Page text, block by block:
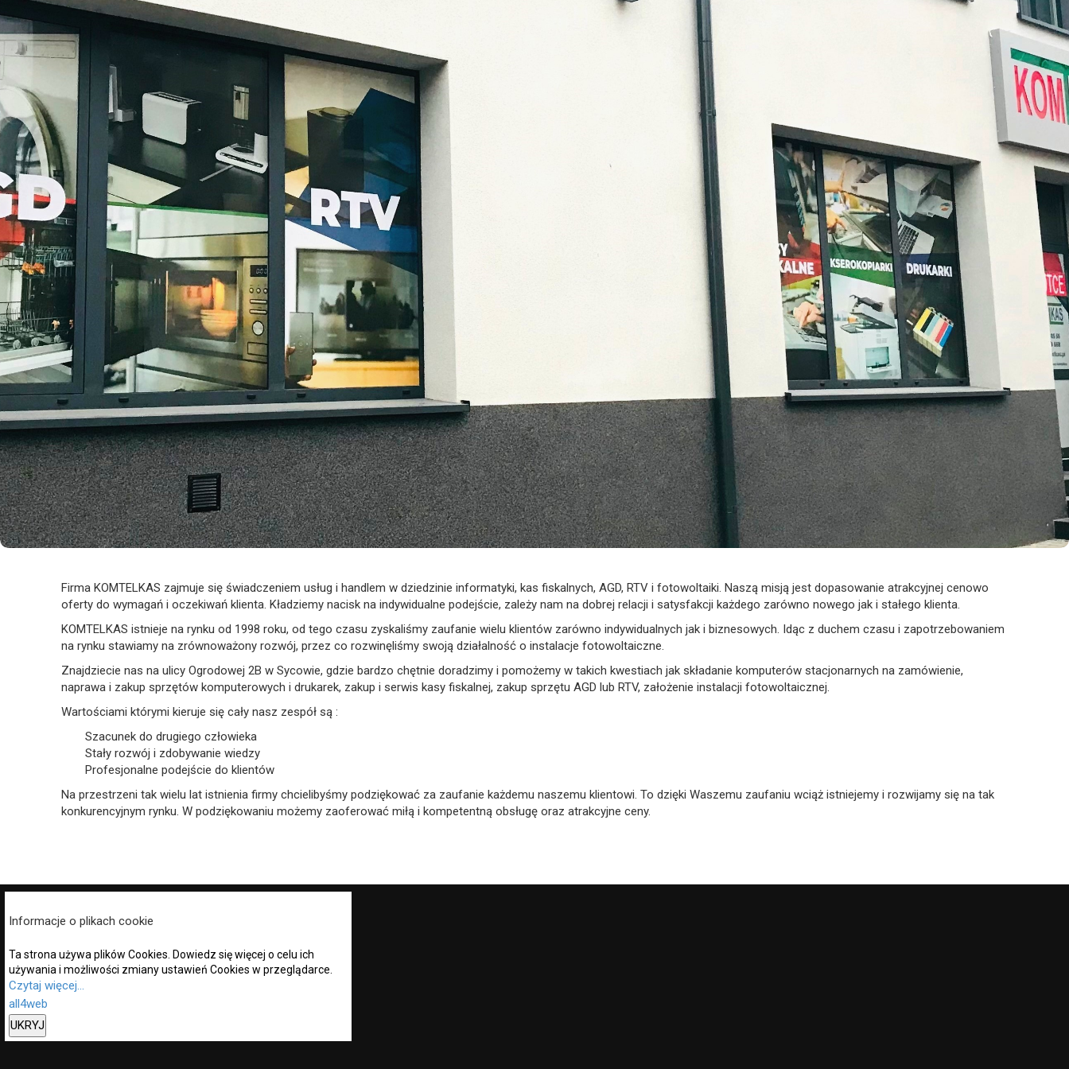
Firma KOMTELKAS zajmuje się świadczeniem usług i handlem w dziedzinie informatyki, kas fiskalnych, AGD, RTV i fotowoltaiki. Naszą misją jest dopasowanie atrakcyjnej cenowo
oferty do wymagań i oczekiwań klienta. Kładziemy nacisk na indywidualne podejście, zależy nam na dobrej relacji i satysfakcji każdego zarówno nowego jak i stałego klienta.
KOMTELKAS istnieje na rynku od 1998 roku, od tego czasu zyskaliśmy zaufanie wielu klientów zarówno indywidualnych jak i biznesowych. Idąc z duchem czasu i zapotrzebowaniem
na rynku stawiamy na zrównoważony rozwój, przez co rozwinęliśmy swoją działalność o instalacje fotowoltaiczne.
Znajdziecie nas na ulicy Ogrodowej 2B w Sycowie, gdzie bardzo chętnie doradzimy i pomożemy w takich kwestiach jak składanie komputerów stacjonarnych na zamówienie,
naprawa i zakup sprzętów komputerowych i drukarek, zakup i serwis kasy fiskalnej, zakup sprzętu AGD lub RTV, założenie instalacji fotowoltaicznej.
Wartościami którymi kieruje się cały nasz zespół są :
Szacunek do drugiego człowieka
Stały rozwój i zdobywanie wiedzy
Profesjonalne podejście do klientów
Na przestrzeni tak wielu lat istnienia firmy chcielibyśmy podziękować za zaufanie każdemu naszemu klientowi. To dzięki Waszemu zaufaniu wciąż istniejemy i rozwijamy się na tak
konkurencyjnym rynku. W podziękowaniu możemy zaoferować miłą i kompetentną obsługę oraz atrakcyjne ceny.
Informacje o plikach cookie
Ta strona używa plików Cookies. Dowiedz się więcej o celu ich
używania i możliwości zmiany ustawień Cookies w przeglądarce.
Czytaj więcej...
all4web